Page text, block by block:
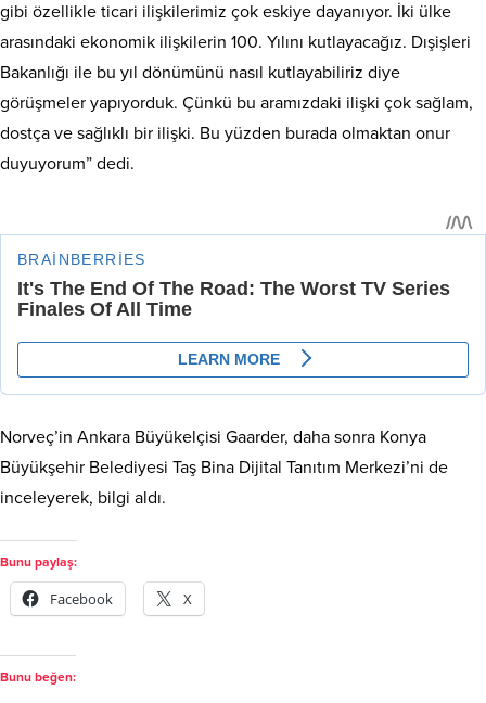
gibi özellikle ticari ilişkilerimiz çok eskiye dayanıyor. İki ülke
arasındaki ekonomik ilişkilerin 100. Yılını kutlayacağız. Dışişleri
Bakanlığı ile bu yıl dönümünü nasıl kutlayabiliriz diye
görüşmeler yapıyorduk. Çünkü bu aramızdaki ilişki çok sağlam,
dostça ve sağlıklı bir ilişki. Bu yüzden burada olmaktan onur
duyuyorum” dedi.
Norveç’in Ankara Büyükelçisi Gaarder, daha sonra Konya
Büyükşehir Belediyesi Taş Bina Dijital Tanıtım Merkezi’ni de
inceleyerek, bilgi aldı.
Bunu paylaş:
Facebook X
Bunu beğen: